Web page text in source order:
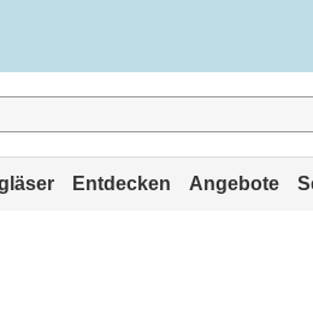
Entdecken Angebote